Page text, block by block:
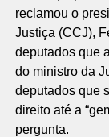
reclamou o
Justiça (CCJ),
deputados que
do ministro da
deputados que
direito até a
pergunta.